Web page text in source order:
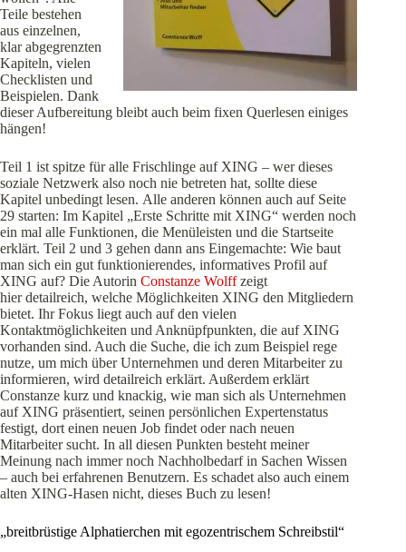
Teile bestehen
aus einzelnen,
klar abgegrenzten
Kapiteln, vielen
Checklisten und
Beispielen. Dank
dieser Aufbereitung bleibt auch beim fixen Querlesen einiges
hängen!
Teil 1 ist spitze für alle Frischlinge auf XING – wer dieses
soziale Netzwerk also noch nie betreten hat, sollte diese
Kapitel unbedingt lesen. Alle anderen können auch auf Seite
29 starten: Im Kapitel „Erste Schritte mit XING“ werden noch
ein mal alle Funktionen, die Menüleisten und die Startseite
erklärt. Teil 2 und 3 gehen dann ans Eingemachte: Wie baut
man sich ein gut funktionierendes, informatives Profil auf
XING auf? Die Autorin Constanze Wolffzeigt
hier detailreich, welche Möglichkeiten XING den Mitgliedern
bietet. Ihr Fokus liegt auch auf den vielen
Kontaktmöglichkeiten und Anknüpfpunkten, die auf XING
vorhanden sind. Auch die Suche, die ich zum Beispiel rege
nutze, um mich über Unternehmen und deren Mitarbeiter zu
informieren, wird detailreich erklärt. Außerdem erklärt
Constanze kurz und knackig, wie man sich als Unternehmen
auf XING präsentiert, seinen persönlichen Expertenstatus
festigt, dort einen neuen Job findet oder nach neuen
Mitarbeiter sucht. In all diesen Punkten besteht meiner
Meinung nach immer noch Nachholbedarf in Sachen Wissen
– auch bei erfahrenen Benutzern. Es schadet also auch einem
alten XING-Hasen nicht, dieses Buch zu lesen!
„breitbrüstige Alphatierchen mit egozentrischem Schreibstil“